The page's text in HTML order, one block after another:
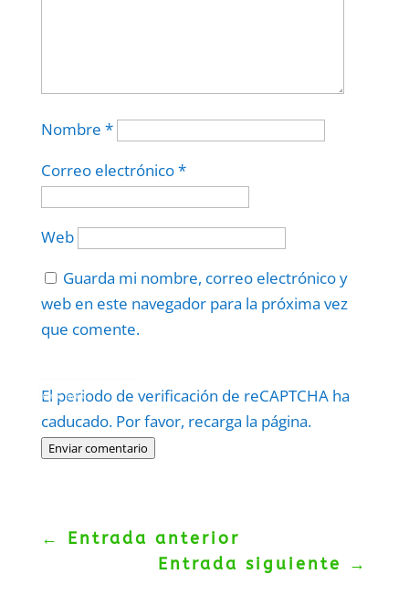
Nombre *
Correo electrónico*
Web
Guarda mi nombre, correo electrónico y
web en este navegador para la próxima vez
que comente.
El periodo de verificación de reCAPTCHA ha
caducado. Por favor, recarga la página.
Enviar comentario
Politica–Términos.
← Entrada anterior
Entrada siguiente
→